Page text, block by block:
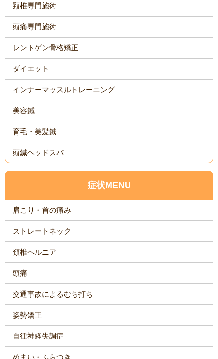
頚椎専門施術
頭痛専門施術
レントゲン骨格矯正
ダイエット
インナーマッスルトレーニング
美容鍼
育毛・美髪鍼
頭鍼ヘッドスパ
症状MENU
肩こり・首の痛み
ストレートネック
頚椎ヘルニア
頭痛
交通事故によるむち打ち
姿勢矯正
自律神経失調症
めまい・ふらつき